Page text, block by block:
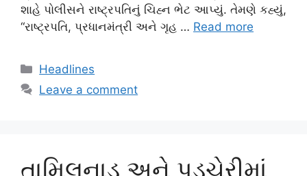
શાહે પોલીસને રાષ્ટ્રપતિનું ચિહ્ન ભેટ આપ્યું. તેમણે કહ્યું,
“રાષ્ટ્રપતિ, પ્રધાનમંત્રી અને ગૃહ … Read more
Categories
Headlines
Leave a comment
તામિલનાડુ અને પુડુચેરીમાં